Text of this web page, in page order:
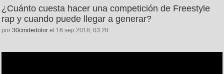
¿Cuánto cuesta hacer una competición de Freestyle
rap y cuando puede llegar a generar?
por 30cmdedolor el 16 sep 2018, 03:28